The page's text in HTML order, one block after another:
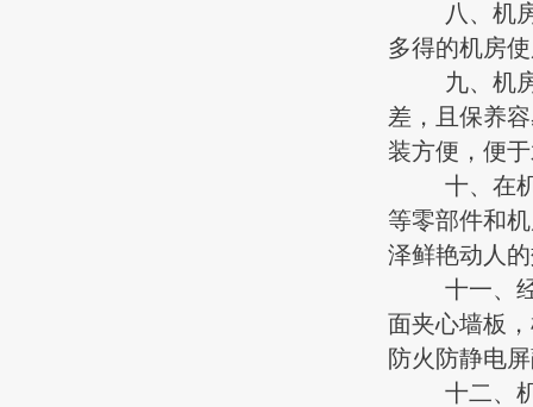
八、机房
多得的机房
九、机房
差，且保养
装方便，便
十、在机
等零部件和
泽鲜艳动人
十一、经
面夹心墙板
防火防静电
十二、机